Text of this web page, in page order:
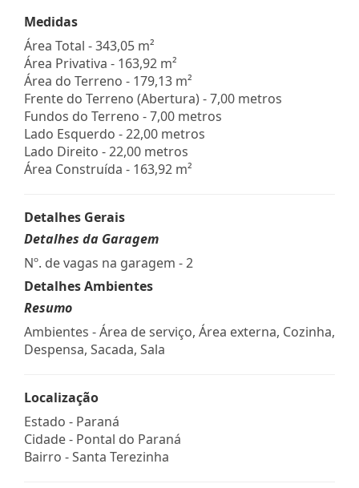
Medidas
Área Total - 343,05 m²
Área Privativa - 163,92 m²
Área do Terreno - 179,13 m²
Frente do Terreno (Abertura) - 7,00 metros
Fundos do Terreno - 7,00 metros
Lado Esquerdo - 22,00 metros
Lado Direito - 22,00 metros
Área Construída - 163,92 m²
Detalhes Gerais
Detalhes da Garagem
Nº. de vagas na garagem - 2
Detalhes Ambientes
Resumo
Ambientes - Área de serviço, Área externa, Cozinha,
Despensa, Sacada, Sala
Localização
Estado - Paraná
Cidade - Pontal do Paraná
Bairro -Santa Terezinha